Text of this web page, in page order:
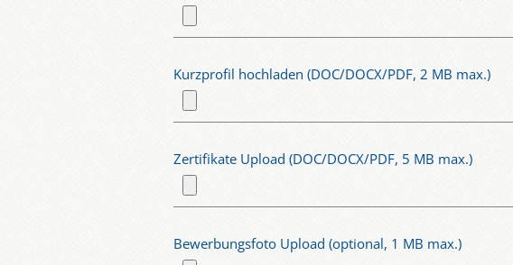
Kurzprofil hochladen (DOC/DOCX/PDF, 2 MB max.)
Zertifikate Upload (DOC/DOCX/PDF, 5 MB max.)
Bewerbungsfoto Upload (optional, 1 MB max.)